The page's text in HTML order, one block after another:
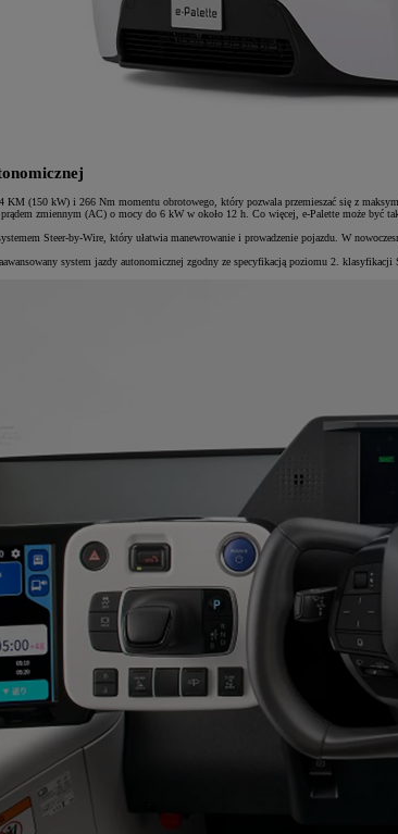
KM (150 kW) i 266 Nm momentu obrotowego, który pozwala przemieszać się z
zmiennym (AC) o mocy do 6 kW w około 12 h. Co więcej, e-Palette może być
Steer-by-Wire, który ułatwia manewrowanie i prowadzenie pojazdu. W
system jazdy autonomicznej zgodny ze specyfikacją poziomu 2.